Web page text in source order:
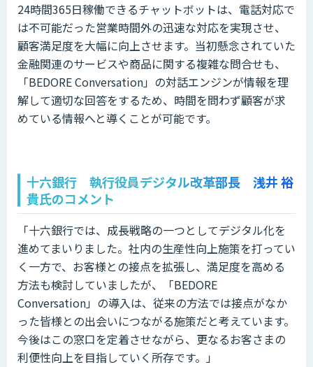
24時間365日稼働できるチャットボットは、電話対応で
は不可能だった営業時間外の迅速な対応を実現させ、
顧客満足度を大幅に向上させます。当初懸念されていた
金融関連のサービスや商品に関する複雑な問合せも、
「BEDORE Conversation」の対話エンジンが情報を理
解して適切な回答をするため、時間を問わず顧客が求
めている情報へと導くことが可能です。
十六銀行 執行役員デジタル改革部長 浅井 裕
貴氏のコメント
「十六銀行では、成長戦略の一つとしてデジタル化を
進めてまいりました。社内の生産性向上施策を打ってい
く一方で、お客様との接点を拡張し、満足度を高める
方法も検討していましたが、「BEDORE
Conversation」の導入は、従来の方法では接点がなか
った皆様との出会いにつながる施策だと考えています。
今後はこの窓口を定着させながら、更なるお客さまの
利便性向上を目指していく所存です。」